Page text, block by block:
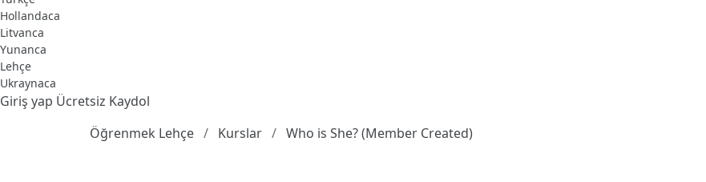
Hollandaca
Litvanca
Yunanca
Lehçe
Ukraynaca
Giriş yap Ücretsiz Kaydol
Öğrenmek Lehçe
Kurslar Who is She? (Member Created)